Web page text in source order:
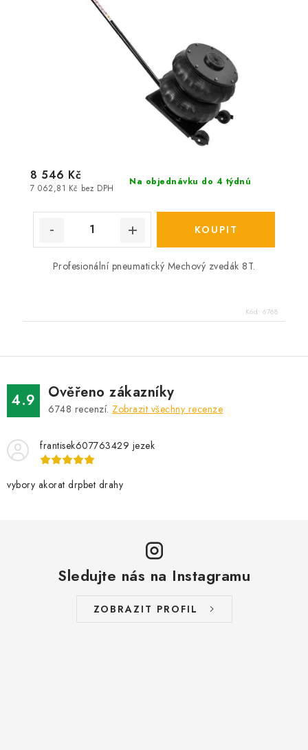
Na objednávku do 4 týdnú
7 062,81 Kč bez DPH
8 546 Kč
Profesionální pneumatický Mechový zvedák 8T.
Kód: 6768
4.9 Ověřeno zákazníky
6748 recenzí. Zobrazit všechny recenze
frantisek607763429 jezek
vybory akorat drpbet drahy
Sledujte nás na Instagramu
ZOBRAZIT PROFIL